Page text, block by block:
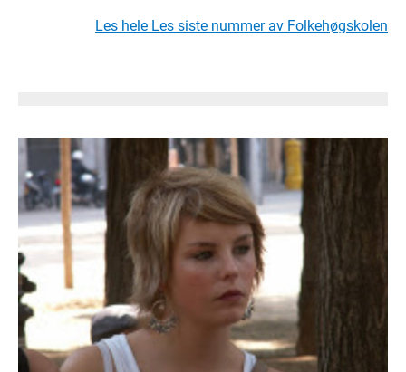
Les hele Les siste nummer av Folkehøgskolen